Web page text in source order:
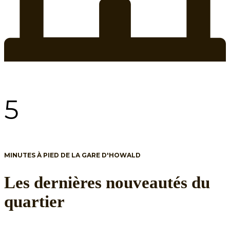
5
MINUTES À PIED DE LA GARE D'HOWALD
Les dernières nouveautés du
quartier